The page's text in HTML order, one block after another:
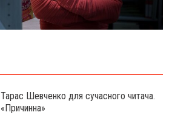
Тарас Шевченко для сучасного читача.
«Причинна»